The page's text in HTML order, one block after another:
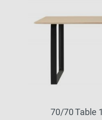
70/70 Table